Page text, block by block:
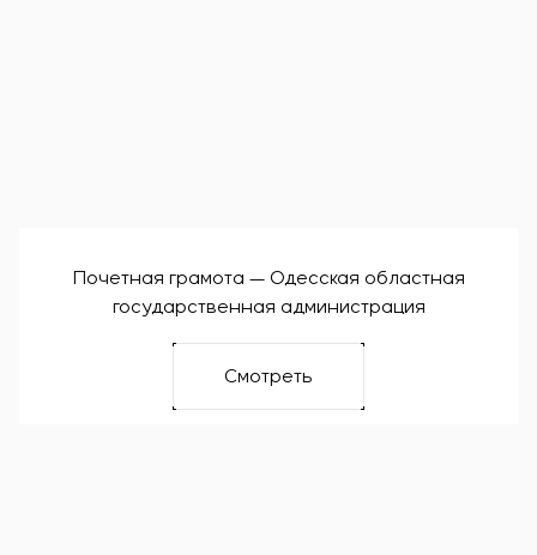
Почетная грамота — Одесская областная
государственная администрация
Смотреть